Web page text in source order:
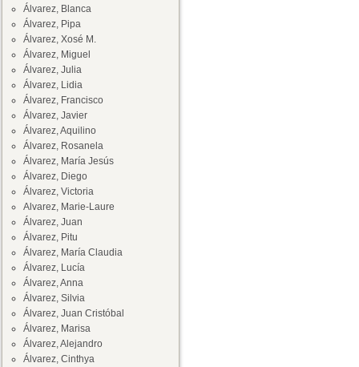
Álvarez, Blanca
Álvarez, Pipa
Álvarez, Xosé M.
Álvarez, Miguel
Álvarez, Julia
Álvarez, Lidia
Álvarez, Francisco
Álvarez, Javier
Álvarez, Aquilino
Álvarez, Rosanela
Álvarez, María Jesús
Álvarez, Diego
Álvarez, Victoria
Alvarez, Marie-Laure
Álvarez, Juan
Álvarez, Pitu
Álvarez, María Claudia
Álvarez, Lucía
Álvarez, Anna
Álvarez, Silvia
Álvarez, Juan Cristóbal
Álvarez, Marisa
Álvarez, Alejandro
Álvarez, Cinthya